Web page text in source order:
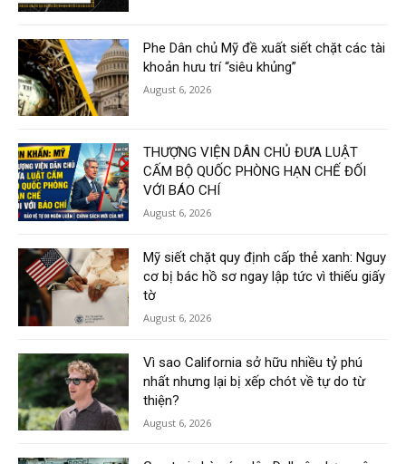
Phe Dân chủ Mỹ đề xuất siết chặt các tài
khoản hưu trí “siêu khủng”
August 6, 2026
THƯỢNG VIỆN DÂN CHỦ ĐƯA LUẬT
CẤM BỘ QUỐC PHÒNG HẠN CHẾ ĐỐI
VỚI BÁO CHÍ
August 6, 2026
Mỹ siết chặt quy định cấp thẻ xanh: Nguy
cơ bị bác hồ sơ ngay lập tức vì thiếu giấy
tờ
August 6, 2026
Vì sao California sở hữu nhiều tỷ phú
nhất nhưng lại bị xếp chót về tự do từ
thiện?
August 6, 2026